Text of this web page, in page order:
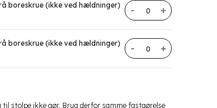
boreskrue (ikke ved hældninger) Herrestad
boreskrue (ikke ved hældninger) Herrestad
stolpe ikke gør. Brug derfor samme fastgørelse